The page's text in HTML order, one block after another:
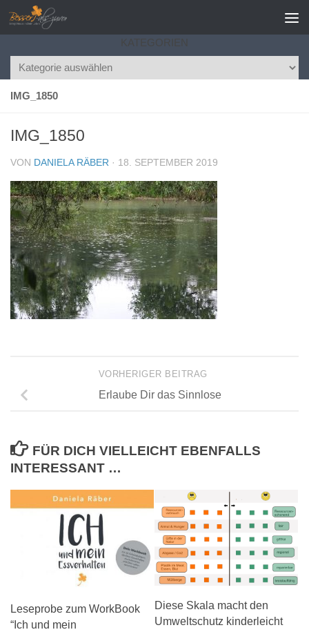
Zum Inhalt springen
KATEGORIEN
Kategorien
IMG_1850
IMG_1850
VON DANIELA RÄBER · 18. SEPTEMBER 2019
VORHERIGER BEITRAG
Erlaube Dir das Sinnlose
FÜR DICH VIELLEICHT EBENFALLS
INTERESSANT …
Leseprobe zum WorkBook
“Ich und mein
Diese Skala macht den
Umweltschutz kinderleicht